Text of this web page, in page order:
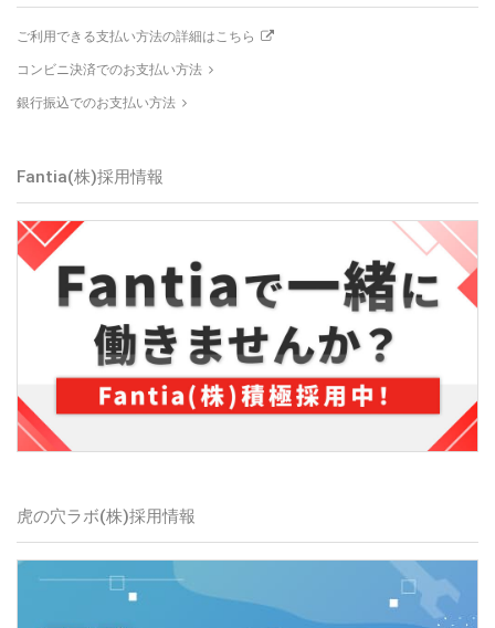
ご利用できる支払い方法の詳細はこちら
コンビニ決済でのお支払い方法
銀行振込でのお支払い方法
Fantia(株)採用情報
虎の穴ラボ(株)採用情報